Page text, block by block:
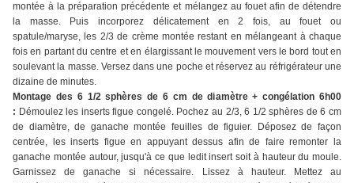
montée à la préparation précédente et mélangez au fouet afin de détendre
la masse. Puis incorporez délicatement en 2 fois, au fouet ou
spatule/maryse, les 2/3 de crème montée restant en mélangeant à chaque
fois en partant du centre et en élargissant le mouvement vers le bord tout en
soulevant la masse. Versez dans une poche et réservez au réfrigérateur une
dizaine de minutes.
Montage des 6 1/2 sphères de 6 cm de diamètre + congélation 6h00
: Démoulez les inserts figue congelé. Pochez au 2/3, 6 1/2 sphères de 6 cm
de diamètre, de ganache montée feuilles de figuier. Déposez de façon
centrée, les inserts figue en appuyant dessus afin de faire remonter la
ganache montée autour, jusqu'à ce que ledit insert soit à hauteur du moule.
Garnissez de ganache si nécessaire. Lissez à hauteur. Mettez au